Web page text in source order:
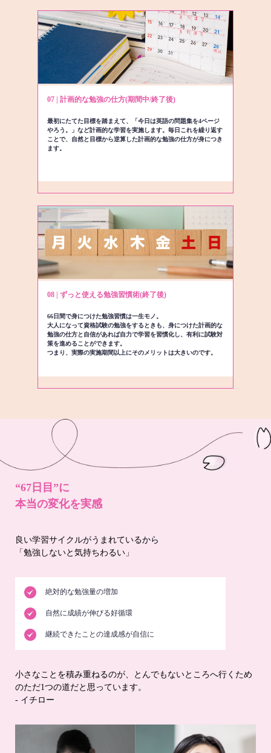
07 | 計画的な勉強の仕方(期間中/終了後)
最初にたてた目標を踏まえて、「今日は英語の問題集を4ページ
やろう。」など計画的な学習を実施します。毎日これを繰り返す
ことで、自然と目標から逆算した計画的な勉強の仕方が身につき
ます。
08 | ずっと使える勉強習慣術(終了後)
66日間で身につけた勉強習慣は一生モノ。
大人になって資格試験の勉強をするときも、身につけた計画的な
勉強の仕方と自信があれば自力で学習を習慣化し、有利に試験対
策を進めることができます。
つまり、実際の実施期間以上にそのメリットは大きいのです。
“67日目”に
本当の変化を実感
良い学習サイクルがうまれているから
「勉強しないと気持ちわるい」
絶対的な勉強量の増加
自然に成績が伸びる好循環
継続できたことの達成感が自信に
小さなことを積み重ねるのが、とんでもないところへ行くため
のただ1つの道だと思っています。
- イチロー